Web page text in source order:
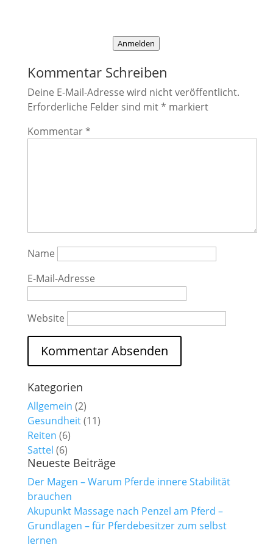
Anmelden
Kommentar Schreiben
Deine E-Mail-Adresse wird nicht veröffentlicht.
Erforderliche Felder sind mit* markiert
Kommentar*
Name
E-Mail-Adresse
Website
Kategorien
Allgemein (2)
Gesundheit(11)
Reiten (6)
Sattel (6)
Neueste Beiträge
Der Magen – Warum Pferde innere Stabilität
brauchen
Akupunkt Massage nach Penzel am Pferd –
Grundlagen – für Pferdebesitzer zum selbst
lernen